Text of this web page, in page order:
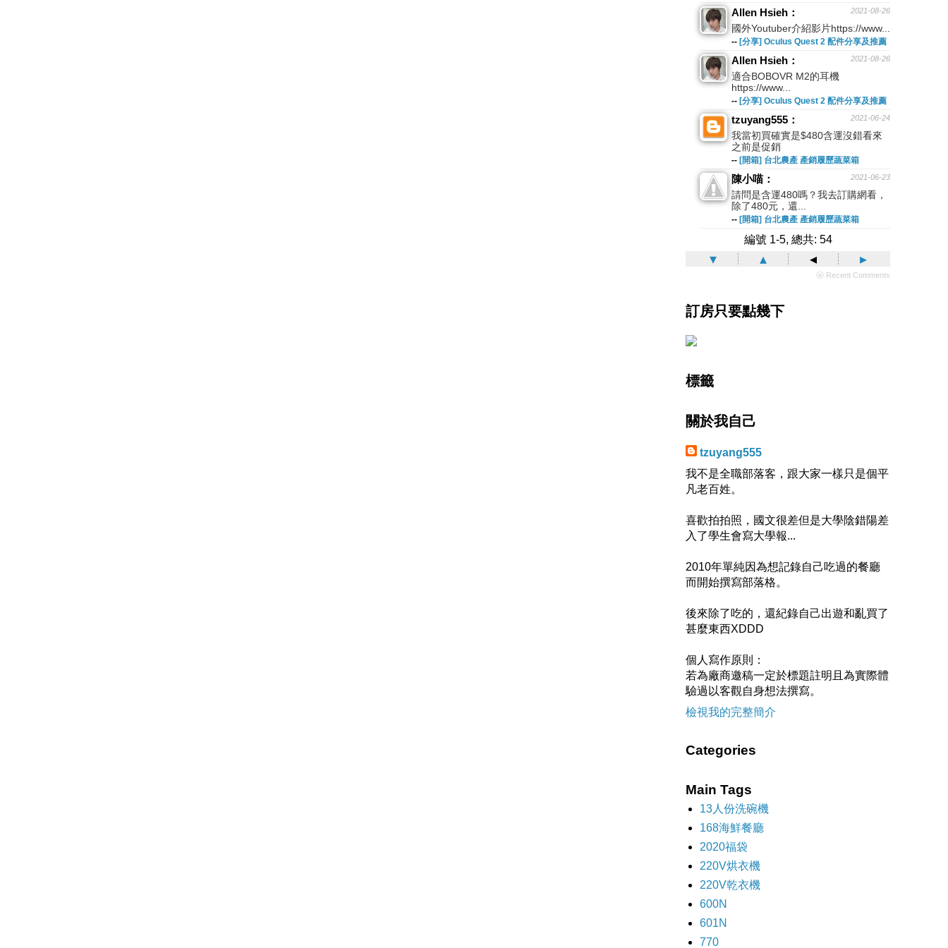
2021-08-26
Allen Hsieh：
國外Youtuber介紹影片https://www...
-- [分享] Oculus Quest 2 配件分享及推薦
2021-08-26
Allen Hsieh：
適合BOBOVR M2的耳機
https://www...
-- [分享] Oculus Quest 2 配件分享及推薦
2021-06-24
tzuyang555：
我當初買確實是$480含運沒錯看來
之前是促銷
-- [開箱] 台北農產 產銷履歷蔬菜箱
2021-06-23
陳小喵：
請問是含運480嗎？我去訂購網看，
除了480元，還...
-- [開箱] 台北農產 產銷履歷蔬菜箱
編號 1-5, 總共: 54
▾ ▴ ◂ ▸
ⓦ Recent Comments
訂房只要點幾下
標籤
關於我自己
tzuyang555
我不是全職部落客，跟大家一樣只是個平
凡老百姓。
喜歡拍拍照，國文很差但是大學陰錯陽差
入了學生會寫大學報...
2010年單純因為想記錄自己吃過的餐廳
而開始撰寫部落格。
後來除了吃的，還紀錄自己出遊和亂買了
甚麼東西XDDD
個人寫作原則：
若為廠商邀稿一定於標題註明且為實際體
驗過以客觀自身想法撰寫。
檢視我的完整簡介
Categories
Main Tags
13人份洗碗機
168海鮮餐廳
2020福袋
220V烘衣機
220V乾衣機
600N
601N
770